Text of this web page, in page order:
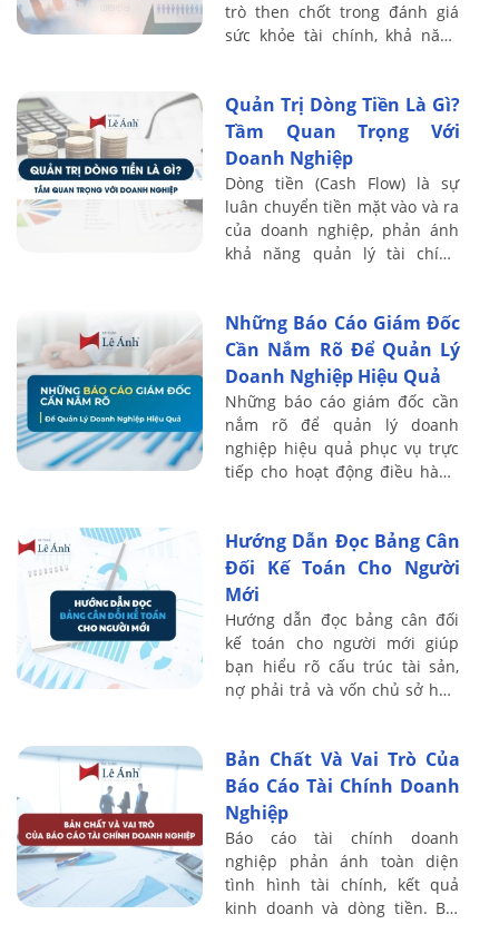
trò then chốt trong đánh giá
sức khỏe tài chính, khả năng
Quản Trị Dòng Tiền Là Gì?
Tầm Quan Trọng Với
Doanh Nghiệp
Dòng tiền (Cash Flow) là sự
luân chuyển tiền mặt vào và ra
của doanh nghiệp, phản ánh
khả năng quản lý tài chính
không ...
Những Báo Cáo Giám Đốc
Cần Nắm Rõ Để Quản Lý
Doanh Nghiệp Hiệu Quả
Những báo cáo giám đốc cần
nắm rõ để quản lý doanh
nghiệp hiệu quả phục vụ trực
tiếp cho hoạt động điều hành
vẫn ghi ...
Hướng Dẫn Đọc Bảng Cân
Đối Kế Toán Cho Người
Mới
Hướng dẫn đọc bảng cân đối
kế toán cho người mới giúp
bạn hiểu rõ cấu trúc tài sản,
nợ phải trả và vốn chủ sở hữu
...
Bản Chất Và Vai Trò Của
Báo Cáo Tài Chính Doanh
Nghiệp
Báo cáo tài chính doanh
nghiệp phản ánh toàn diện
tình hình tài chính, kết quả
kinh doanh và dòng tiền. Bài